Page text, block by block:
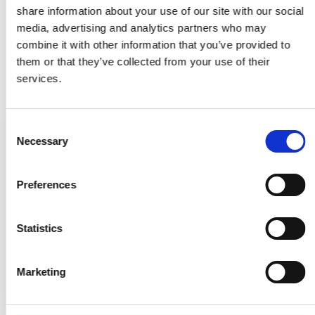
share information about your use of our site with our social
media, advertising and analytics partners who may
combine it with other information that you’ve provided to
them or that they’ve collected from your use of their
services.
Necessary
Preferences
Statistics
Marketing
Türstopper 1147 - Messing ohne Lack - Weiße spitze - 78 mm